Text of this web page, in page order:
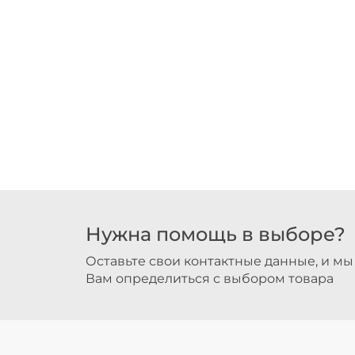
Нужна помощь в выборе?
Оставьте свои контактные данные, и
Вам определиться с выбором товара